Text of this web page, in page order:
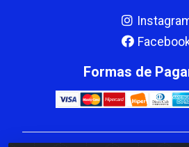
Formas de